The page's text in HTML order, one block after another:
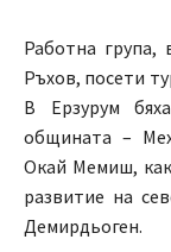
Работна
Ръхов, посети
В Ерзурум
общината –
Окай Мемиш,
развитие на
Демирдьоген.